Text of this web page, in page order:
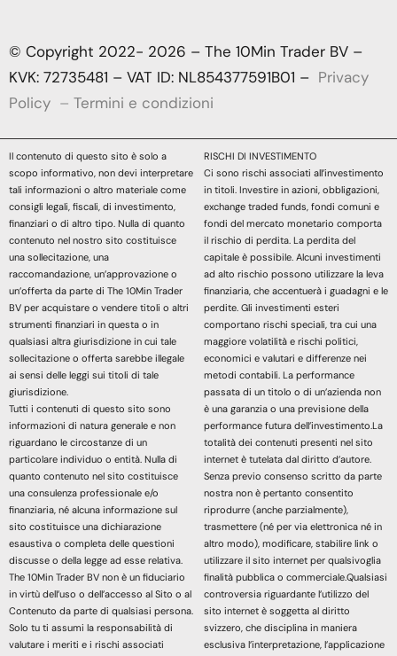
© Copyright 2022- 2026 – The 10Min Trader BV –
KVK: 72735481 – VAT ID: NL854377591B01 – Privacy
Policy – Termini e condizioni
Il contenuto di questo sito è solo a
scopo informativo, non devi interpretare
tali informazioni o altro materiale come
consigli legali, fiscali, di investimento,
finanziari o di altro tipo. Nulla di quanto
contenuto nel nostro sito costituisce
una sollecitazione, una
raccomandazione, un’approvazione o
un’offerta da parte di The 10Min Trader
BV per acquistare o vendere titoli o altri
strumenti finanziari in questa o in
qualsiasi altra giurisdizione in cui tale
sollecitazione o offerta sarebbe illegale
ai sensi delle leggi sui titoli di tale
giurisdizione.
Tutti i contenuti di questo sito sono
informazioni di natura generale e non
riguardano le circostanze di un
particolare individuo o entità. Nulla di
quanto contenuto nel sito costituisce
una consulenza professionale e/o
finanziaria, né alcuna informazione sul
sito costituisce una dichiarazione
esaustiva o completa delle questioni
discusse o della legge ad esse relativa.
The 10Min Trader BV non è un fiduciario
in virtù dell’uso o dell’accesso al Sito o al
Contenuto da parte di qualsiasi persona.
Solo tu ti assumi la responsabilità di
valutare i meriti e i rischi associati
RISCHI DI INVESTIMENTO
Ci sono rischi associati all’investimento
in titoli. Investire in azioni, obbligazioni,
exchange traded funds, fondi comuni e
fondi del mercato monetario comporta
il rischio di perdita. La perdita del
capitale è possibile. Alcuni investimenti
ad alto rischio possono utilizzare la leva
finanziaria, che accentuerà i guadagni e le
perdite. Gli investimenti esteri
comportano rischi speciali, tra cui una
maggiore volatilità e rischi politici,
economici e valutari e differenze nei
metodi contabili. La performance
passata di un titolo o di un’azienda non
è una garanzia o una previsione della
performance futura dell’investimento.La
totalità dei contenuti presenti nel sito
internet è tutelata dal diritto d’autore.
Senza previo consenso scritto da parte
nostra non è pertanto consentito
riprodurre (anche parzialmente),
trasmettere (né per via elettronica né in
altro modo), modificare, stabilire link o
utilizzare il sito internet per qualsivoglia
finalità pubblica o commerciale.Qualsiasi
controversia riguardante l’utilizzo del
sito internet è soggetta al diritto
svizzero, che disciplina in maniera
esclusiva l’interpretazione, l’applicazione